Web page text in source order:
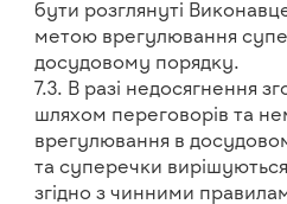
бути розглянуті
метою врегулювання
досудовому порядку.
7.3. В разі недосягнення
шляхом переговорів та
врегулювання в
та суперечки
згідно з чинними